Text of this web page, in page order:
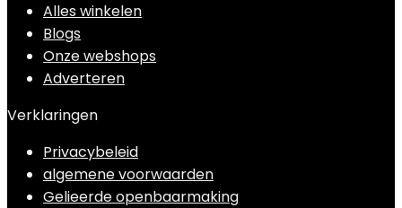
Alles winkelen
Blogs
Onze webshops
Adverteren
Verklaringen
Privacybeleid
algemene voorwaarden
Gelieerde openbaarmaking